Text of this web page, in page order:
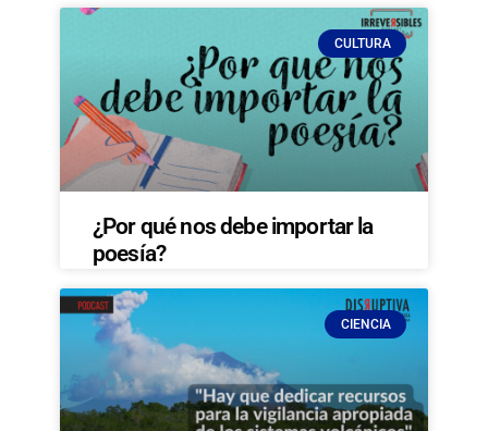
CULTURA
¿Por qué nos debe importar la
poesía?
CIENCIA